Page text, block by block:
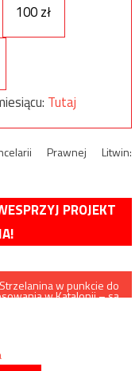
100 zł
Tutaj
Prawnej Litwin:
PROJEKT
Strzelanina w punkcie do
w Katalonii – są